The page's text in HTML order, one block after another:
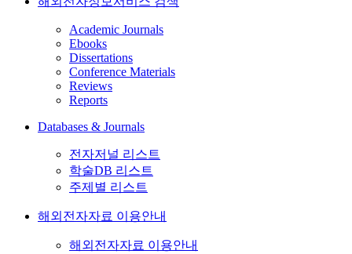
Academic Journals
Ebooks
Dissertations
Conference Materials
Reviews
Reports
Databases & Journals
전자저널 리스트
학술DB 리스트
주제별 리스트
해외전자자료 이용안내
해외전자자료 이용안내